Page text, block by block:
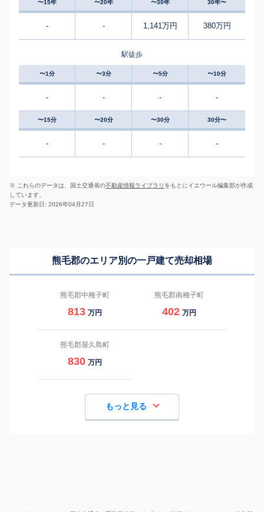
〜15年 〜20年 〜30年 30年〜
- - 1,141万円 380万円
駅徒歩
〜1分 〜3分 〜5分 〜10分
- - - -
〜15分 〜20分 〜30分 30分〜
- - - -
※ これらのデータは、国土交通省の不動産情報ライブラリ をもとにイエウール編集部が作成
しています。
データ更新日: 2026年04月27日
熊毛郡のエリア別の一戸建て売却相場
熊毛郡中種子町
813 万円
熊毛郡南種子町
402 万円
熊毛郡屋久島町
830 万円
もっと見る